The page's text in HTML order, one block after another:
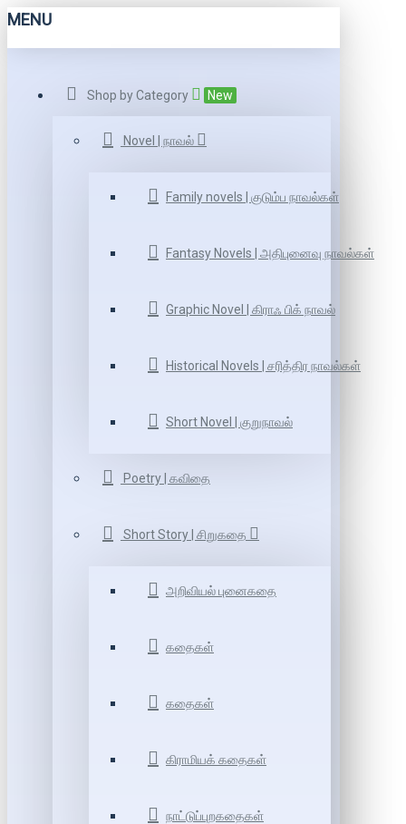
MENU
Shop by Category New
Novel | நாவல்
Family novels | குடும்ப நாவல்கள்
Fantasy Novels | அதிபுனைவு நாவல்கள்
Graphic Novel | கிராஃ பிக் நாவல்
Historical Novels | சரித்திர நாவல்கள்
Short Novel | குறுநாவல்
Poetry | கவிதை
Short Story | சிறுகதை
அறிவியல் புனைகதை
கதைகள்
கதைகள்
கிராமியக் கதைகள்
நாட்டுப்புறகதைகள்